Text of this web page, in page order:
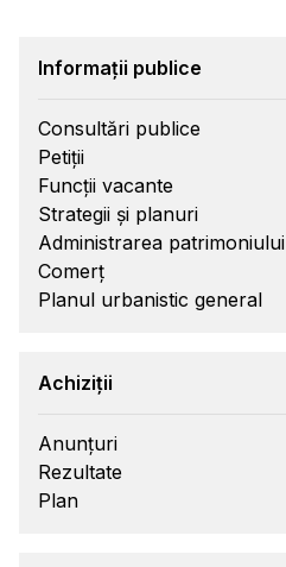
Informații publice
Consultări publice
Petiții
Funcții vacante
Strategii și planuri
Administrarea patrimoniului
Comerț
Planul urbanistic general
Achiziții
Anunțuri
Rezultate
Plan